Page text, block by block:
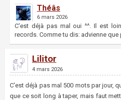
Théâs
6 mars 2026
C'est déjà pas mal oui ^^. Il est
records. Comme tu dis: advienne que
Lilitor
4 mars 2026
C'est déjà pas mal 500 mots par jour,
que ce soit long à taper, mais faut